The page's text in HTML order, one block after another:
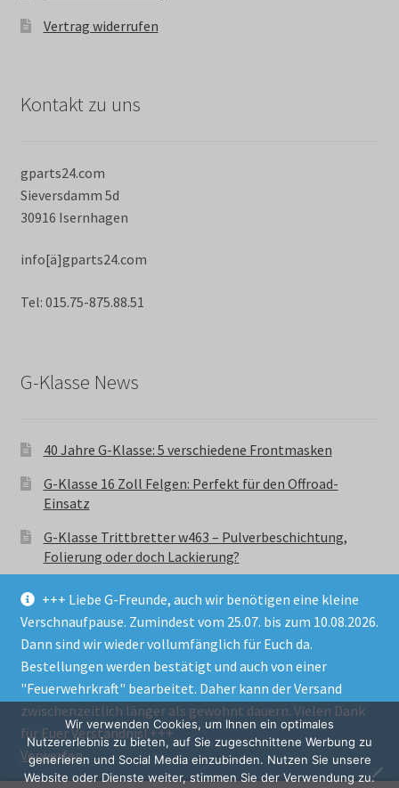
+++ Liebe G-Freunde, auch wir benötigen eine kleine
Verschnaufpause. Zumindest vom 25.07. bis zum 10.08.2026.
Dann sind wir wieder vollumfänglich für Euch da.
Bestellungen werden bestätigt und auch von einer
"Feuerwehrkraft" bearbeitet. Daher kann der Versand
zwischenzeitlich länger als gewohnt dauern. Vielen Dank
für Euer Verständnis! +++
Verwerfen
Vertrag widerrufen
Kontakt zu uns
gparts24.com
Sieversdamm 5d
30916 Isernhagen
info[ä]gparts24.com
Tel: 015.75-875.88.51
G-Klasse News
40 Jahre G-Klasse: 5 verschiedene Frontmasken
G-Klasse 16 Zoll Felgen: Perfekt für den Offroad-
Einsatz
G-Klasse Trittbretter w463 – Pulverbeschichtung,
Folierung oder doch Lackierung?
© GParts24 - G-Klasse w463 Trittbretter, Felgen,
Ersatzteile & Zubebehör.
Datenschutzerklärung
Alle Preise inkl. der gesetzlichen MwSt.
Wir verwenden Cookies, um Ihnen ein optimales
Nutzererlebnis zu bieten, auf Sie zugeschnittene Werbung zu
generieren und Social Media einzubinden. Nutzen Sie unsere
Website oder Dienste weiter, stimmen Sie der Verwendung zu.